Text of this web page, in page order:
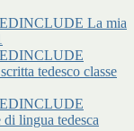
La mia
tedesco classe
lingua tedesca